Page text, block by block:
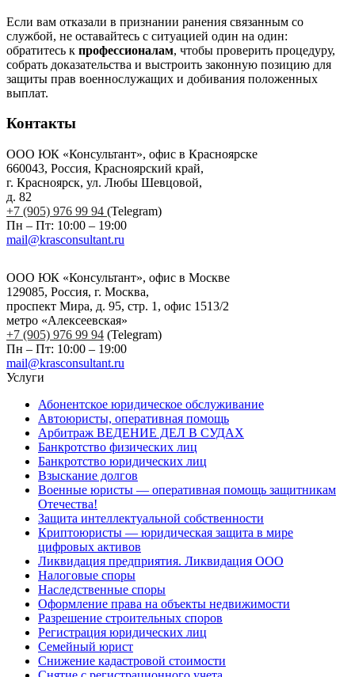
Если вам отказали в признании ранения связанным со
службой, не оставайтесь с ситуацией один на один:
обратитесь к профессионалам, чтобы проверить процедуру,
собрать доказательства и выстроить законную позицию для
защиты прав военнослужащих и добивания положенных
выплат.
Контакты
ООО ЮК «Консультант», офис в Красноярске
660043, Россия, Красноярский край,
г. Красноярск, ул. Любы Шевцовой,
д. 82
+7 (905) 976 99 94 (Telegram)
Пн – Пт: 10:00 – 19:00
mail@krasconsultant.ru
ООО ЮК «Консультант», офис в Москве
129085, Россия, г. Москва,
проспект Мира, д. 95, стр. 1, офис 1513/2
метро «Алексеевская»
+7 (905) 976 99 94 (Telegram)
Пн – Пт: 10:00 – 19:00
mail@krasconsultant.ru
Услуги
Абонентское юридическое обслуживание
Автоюристы, оперативная помощь
Арбитраж ВЕДЕНИЕ ДЕЛ В СУДАХ
Банкротство физических лиц
Банкротство юридических лиц
Взыскание долгов
Военные юристы — оперативная помощь защитникам
Отечества!
Защита интеллектуальной собственности
Криптоюристы — юридическая защита в мире
цифровых активов
Ликвидация предприятия. Ликвидация ООО
Налоговые споры
Наследственные споры
Оформление права на объекты недвижимости
Разрешение строительных споров
Регистрация юридических лиц
Семейный юрист
Снижение кадастровой стоимости